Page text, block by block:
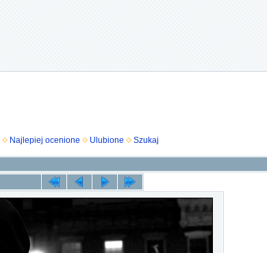
Najlepiej ocenione Ulubione Szukaj